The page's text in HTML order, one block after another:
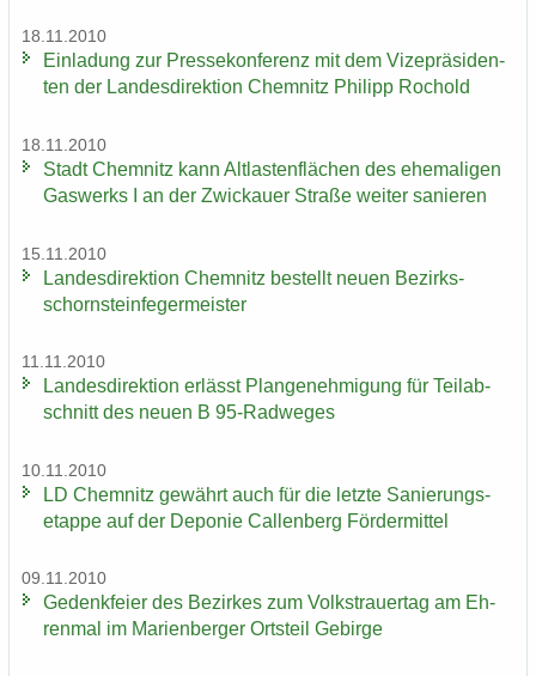
18.11.2010
Ein­la­dung zur Pres­se­kon­fe­renz mit dem Vi­ze­prä­si­den­
ten der Lan­des­di­rek­ti­on Chem­nitz Phil­ipp Ro­chold
18.11.2010
Stadt Chem­nitz kann Alt­las­ten­flä­chen des ehe­ma­li­gen
Gas­werks I an der Zwi­ckau­er Stra­ße wei­ter sa­nie­ren
15.11.2010
Lan­des­di­rek­ti­on Chem­nitz be­stellt neuen Be­zirks­
schorn­stein­fe­ger­meis­ter
11.11.2010
Lan­des­di­rek­ti­on er­lässt Plan­ge­neh­mi­gung für Teil­ab­
schnitt des neuen B 95-​Radweges
10.11.2010
LD Chem­nitz ge­währt auch für die letz­te Sa­nie­rungs­
etap­pe auf der De­po­nie Cal­len­berg För­der­mit­tel
09.11.2010
Ge­denk­fei­er des Be­zir­kes zum Volks­trau­er­tag am Eh­
ren­mal im Ma­ri­en­ber­ger Orts­teil Ge­bir­ge